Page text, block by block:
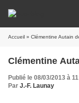
Accueil » Clémentine Autain
Clémentine
Publié le 08/03/2013 à
Par J.-F. Launay